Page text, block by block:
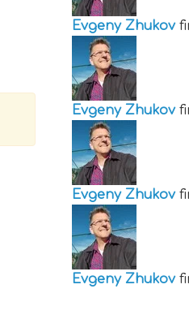
Evgeny Zhukov
Evgeny Zhukov
Evgeny Zhukov
Evgeny Zhukov